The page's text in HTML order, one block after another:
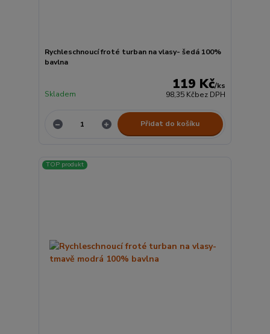
Rychleschnoucí froté turban na vlasy- šedá 100%
bavlna
119 Kč/ks
98,35 Kčbez DPH
Skladem
Přidat do košíku
TOP produkt